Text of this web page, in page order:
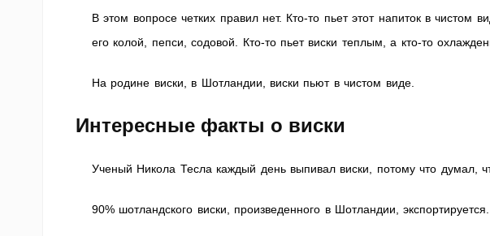
В этом вопросе четких правил нет. Кто-то пьет этот напиток в чистом
его колой, пепси, содовой. Кто-то пьет виски теплым, а кто-то
На родине виски, в Шотландии, виски пьют в чистом виде.
Интересные факты о виски
Ученый Никола Тесла каждый день выпивал виски, потому что думал,
90% шотландского виски, произведенного в Шотландии, экспортируется.